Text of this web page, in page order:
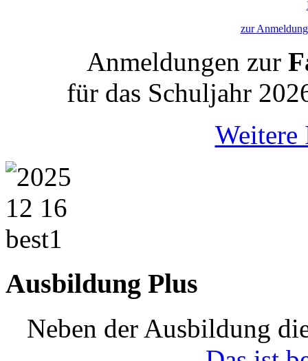
zur
Anmeldungen zur
für das Schuljahr
Weitere
Ausbildung Plus
Neben der Ausbildung